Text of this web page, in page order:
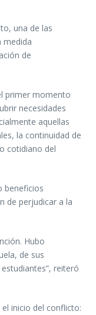
una de las
medida
de
primer momento
necesidades
aquellas
la continuidad de
cotidiano del
beneficios
de perjudicar a la
Hubo
de sus
reiteró
inicio del conflicto: